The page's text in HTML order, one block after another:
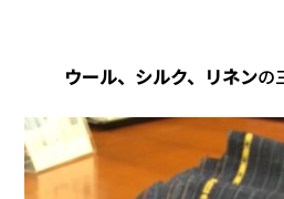
ウール、シルク、リネンの